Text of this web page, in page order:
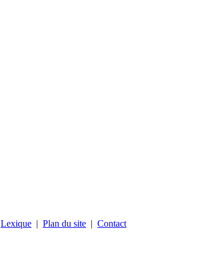
Lexique | Plan du site | Contact